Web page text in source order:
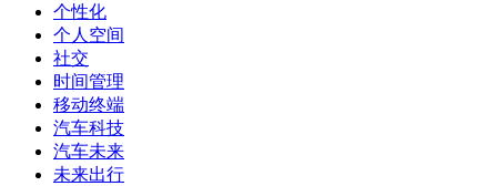
个性化
个人空间
社交
时间管理
移动终端
汽车科技
汽车未来
未来出行